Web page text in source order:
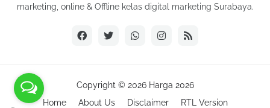
marketing, online & Offline kelas digital marketing Surabaya.
Copyright © 2026 Harga 2026
Home
About Us Disclaimer RTL Version